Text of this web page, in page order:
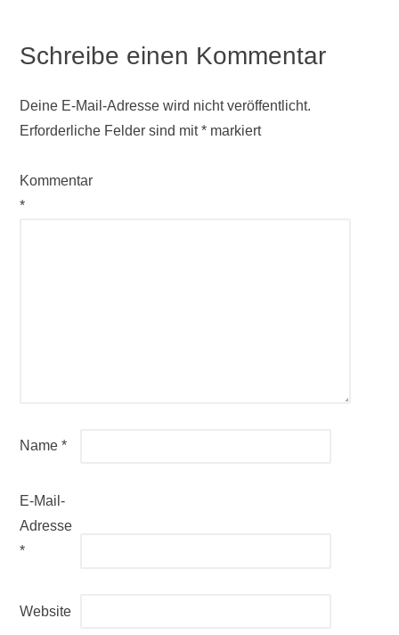
Schreibe einen Kommentar
Deine E-Mail-Adresse wird nicht veröffentlicht.
Erforderliche Felder sind mit* markiert
Kommentar
*
Name*
E-Mail-
Adresse
*
Website